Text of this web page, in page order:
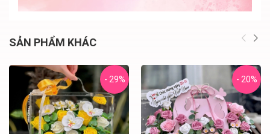
SẢN PHẨM KHÁC
- 29% - 20%